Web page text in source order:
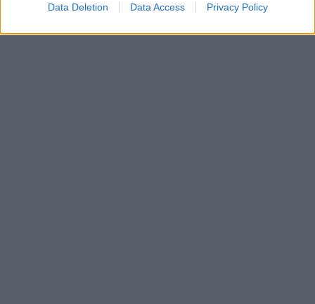
Data Deletion Data Access Privacy Policy